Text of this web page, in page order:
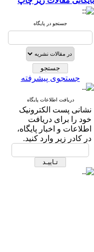
جستجو در پایگاه
جستجوی پیشرفته
دریافت اطلاعات پایگاه
نشانی پست الکترونیک
خود را برای دریافت
اطلاعات و اخبار پایگاه،
در کادر زیر وارد کنید.